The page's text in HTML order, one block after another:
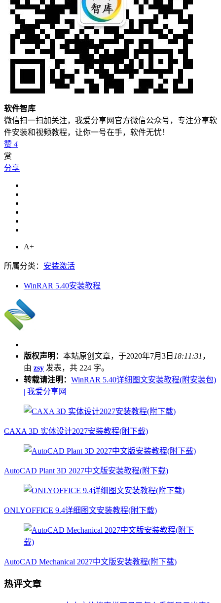
软件智库
微信扫一扫加关注，我爱分享网官方微信公众号，专注分享软
件安装和视频教程，让你一号在手，软件无忧！
赞 4
赏
分享
A+
所属分类： 安装激活
WinRAR 5.40安装教程
版权声明： 本站原创文章，于2020年7月3日 18:11:31 ，
由 zsy 发表，共 224 字。
转载请注明： WinRAR 5.40详细图文安装教程(附安装包)
| 我爱分享网
CAXA 3D 实体设计2027安装教程(附下载)
AutoCAD Plant 3D 2027中文版安装教程(附下载)
ONLYOFFICE 9.4详细图文安装教程(附下载)
AutoCAD Mechanical 2027中文版安装教程(附下载)
热评文章